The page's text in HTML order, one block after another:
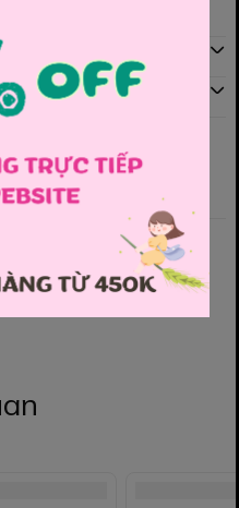
mặc cực iu nhé các Mom
(Tỉnh)